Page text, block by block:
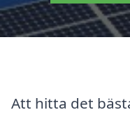
Att hitta det